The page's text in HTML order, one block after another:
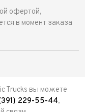
офертой,
в момент заказа
Trucks вы можете
229-55-44,